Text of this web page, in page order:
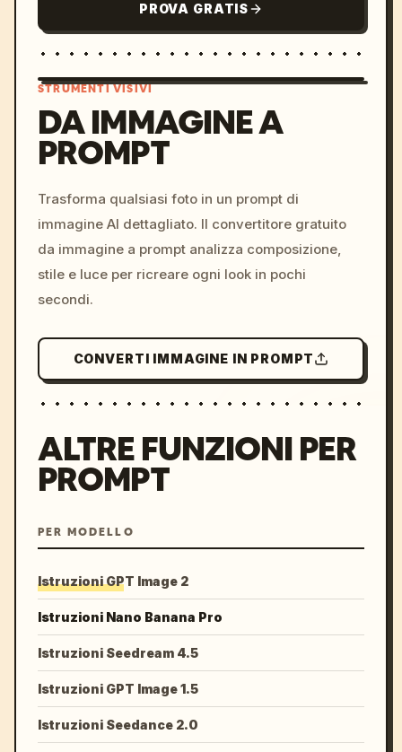
PROVA GRATIS
colors, 8k --v 6.0
STRUMENTI VISIVI
DA IMMAGINE A
PROMPT
Trasforma qualsiasi foto in un prompt di
immagine AI dettagliato. Il convertitore gratuito
da immagine a prompt analizza composizione,
stile e luce per ricreare ogni look in pochi
secondi.
CONVERTI IMMAGINE IN PROMPT
ALTRE FUNZIONI PER
PROMPT
PER MODELLO
Istruzioni GPT Image 2
Istruzioni Nano Banana Pro
Istruzioni Seedream 4.5
Istruzioni GPT Image 1.5
Istruzioni Seedance 2.0